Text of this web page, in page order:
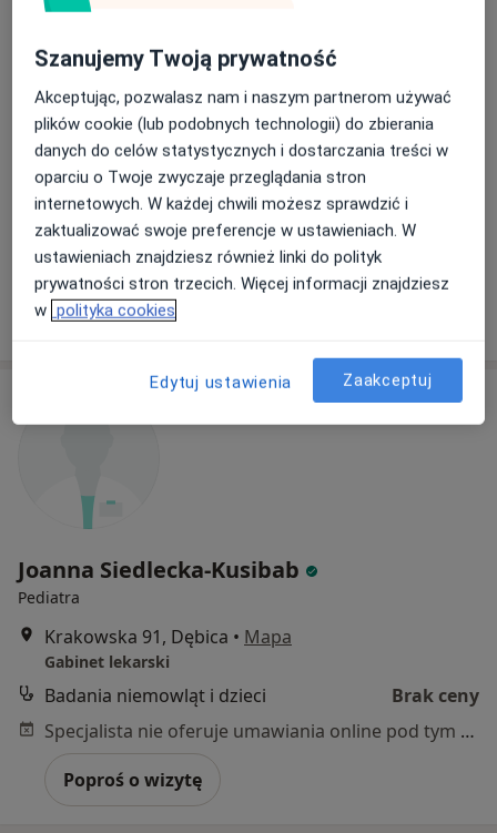
dr hab. n. med. Sławomir Kroczka
Pediatra, Neurolog dziecięcy ·Więcej
17 opinii
Jana III Sobieskiego 31, Dębica •Mapa
Prywatny Gabinet Lekarski "DOMED"
Poproś o wizytę
Joanna Siedlecka-Kusibab
Pediatra
Krakowska 91, Dębica • Mapa
Gabinet lekarski
Badania niemowląt i dzieci
Brak ceny
Specjalista nie oferuje umawiania online pod tym adresem.
Poproś o wizytę
Szanujemy Twoją prywatność
Akceptując, pozwalasz nam i naszym partnerom używać
plików cookie (lub podobnych technologii) do zbierania
danych do celów statystycznych i dostarczania treści w
oparciu o Twoje zwyczaje przeglądania stron
internetowych. W każdej chwili możesz sprawdzić i
zaktualizować swoje preferencje w ustawieniach. W
ustawieniach znajdziesz również linki do polityk
prywatności stron trzecich. Więcej informacji znajdziesz
w polityka cookies
Edytuj ustawienia Zaakceptuj